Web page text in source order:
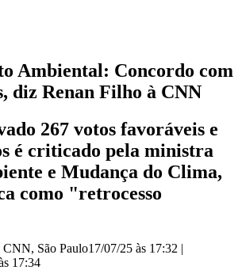
Ambiental: Concordo com
diz Renan Filho à CNN
267 votos favoráveis e
é criticado pela ministra
e Mudança do Clima,
como "retrocesso
CNN, São Paulo17/07/25 às 17:32 |
17:34